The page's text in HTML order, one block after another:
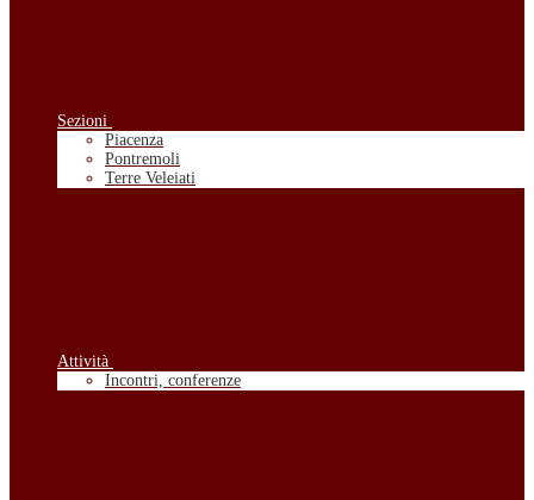
Sezioni
Piacenza
Pontremoli
Terre Veleiati
Attività
Incontri, conferenze